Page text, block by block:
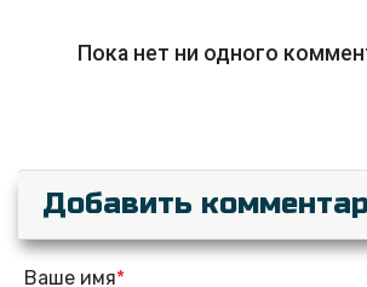
Пока нет ни одного
Добавить
Ваше имя*